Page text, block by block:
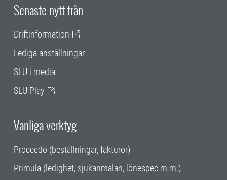
Senaste nytt från
Driftinformation
Lediga anställningar
SLU i media
SLU Play
Vanliga verktyg
Proceedo (beställningar, fakturor)
Primula (ledighet, sjukanmälan, lönespec m.m.)